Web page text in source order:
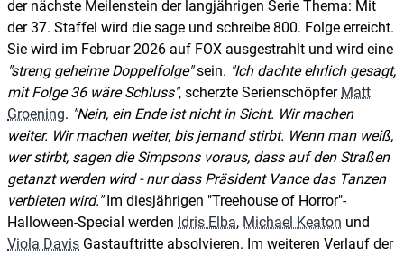
der nächste Meilenstein der langjährigen Serie Thema: Mit
der 37. Staffel wird die sage und schreibe 800. Folge erreicht.
Sie wird im Februar 2026 auf FOX ausgestrahlt und wird eine
streng geheime Doppelfolge sein. Ich dachte ehrlich gesagt,
mit Folge 36 wäre Schluss , scherzte Serienschöpfer Matt
Groening. Nein, ein Ende ist nicht in Sicht. Wir machen
weiter. Wir machen weiter, bis jemand stirbt. Wenn man weiß,
wer stirbt, sagen die Simpsons voraus, dass auf den Straßen
getanzt werden wird - nur dass Präsident Vance das Tanzen
verbieten wird. Im diesjährigen "Treehouse of Horror"-
Halloween-Special werden Idris Elba, Michael Keaton und
Viola Davis Gastauftritte absolvieren. Im weiteren Verlauf der